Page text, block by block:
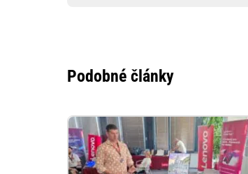
Podobné články